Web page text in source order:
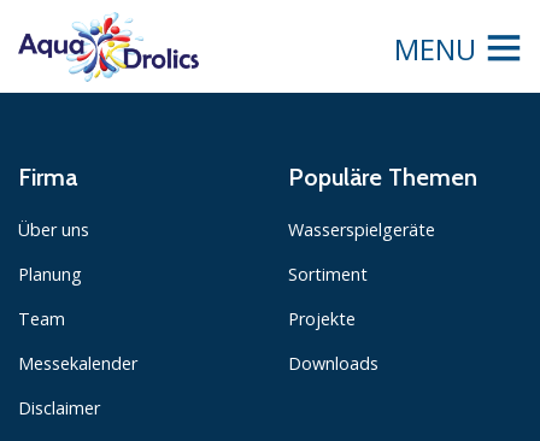
MENU
Firma
Über uns
Planung
Team
Messekalender
Disclaimer
Populäre Themen
Wasserspielgeräte
Sortiment
Projekte
Downloads